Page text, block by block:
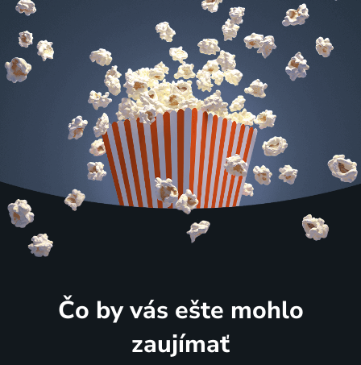
Čo by vás ešte mohlo
zaujímať